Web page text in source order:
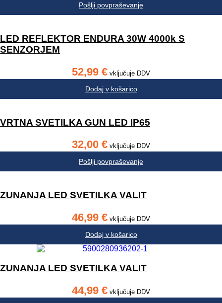
Pošlji povpraševanje
LED REFLEKTOR ENDURA 30W 4000k S
SENZORJEM
52,99 € vključuje DDV
Dodaj v košarico
VRTNA SVETILKA GUN LED IP65
32,00 € vključuje DDV
Pošlji povpraševanje
ZUNANJA LED SVETILKA VALIT
46,99 € vključuje DDV
Dodaj v košarico
ZUNANJA LED SVETILKA VALIT
44,99 € vključuje DDV